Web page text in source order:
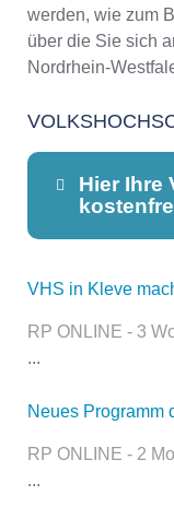
werden, wie zum
über die Sie sich
Nordrhein-
Hier Ihre
Dieser
VHS in Kleve
RP ONLINE - 3
...
Neues Programm
RP ONLINE - 2
...